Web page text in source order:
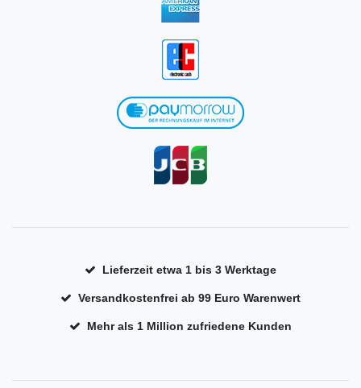
Lieferzeit etwa 1 bis 3 Werktage
Versandkostenfrei ab 99 Euro Warenwert
Mehr als 1 Million zufriedene Kunden